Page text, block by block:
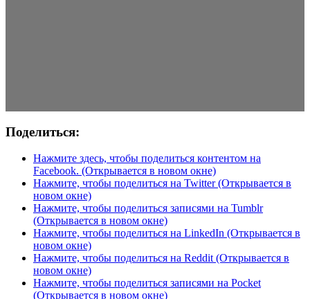
Поделиться:
Нажмите здесь, чтобы поделиться контентом на
Facebook. (Открывается в новом окне)
Нажмите, чтобы поделиться на Twitter (Открывается в
новом окне)
Нажмите, чтобы поделиться записями на Tumblr
(Открывается в новом окне)
Нажмите, чтобы поделиться на LinkedIn (Открывается в
новом окне)
Нажмите, чтобы поделиться на Reddit (Открывается в
новом окне)
Нажмите, чтобы поделиться записями на Pocket
(Открывается в новом окне)